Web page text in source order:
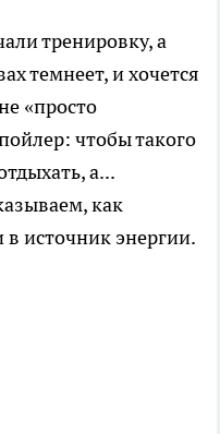
тренировку, а
темнеет, и хочется
«просто
чтобы такого
а...
как
источник энергии.